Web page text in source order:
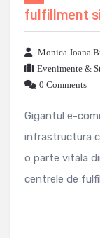
fulfillment
Monica-Ioana
Evenimente &
0 Comments
Gigantul e-
infrastructura
o parte vitala
centrele de